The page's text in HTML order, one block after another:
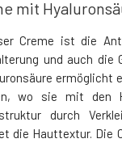
mit
Creme ist die
und auch die
ermöglicht
wo sie mit den
durch
die Hauttextur. Die